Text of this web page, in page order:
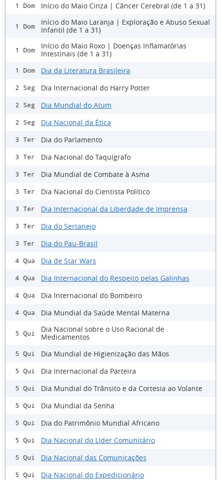
1 Dom Início do Maio Cinza | Câncer Cerebral (de 1 a 31)
1 Dom
Início do Maio Laranja | Exploração e Abuso Sexual
Infantil (de 1 a 31)
1 Dom
Início do Maio Roxo | Doenças Inflamatórias
Intestinais (de 1 a 31)
1 Dom Dia da Literatura Brasileira
2 Seg Dia Internacional do Harry Potter
2 Seg Dia Mundial do Atum
2 Seg Dia Nacional da Ética
3 Ter Dia do Parlamento
3 Ter Dia Nacional do Taquígrafo
3 Ter Dia Mundial de Combate à Asma
3 Ter Dia Nacional do Cientista Político
3 Ter Dia Internacional da Liberdade de Imprensa
3 Ter Dia do Sertanejo
3 Ter Dia do Pau-Brasil
4 Qua Dia de Star Wars
4 Qua Dia Internacional do Respeito pelas Galinhas
4 Qua Dia Internacional do Bombeiro
4 Qua Dia Mundial da Saúde Mental Materna
5 Qui
Dia Nacional sobre o Uso Racional de
Medicamentos
5 Qui Dia Mundial de Higienização das Mãos
5 Qui Dia Internacional da Parteira
5 Qui Dia Mundial do Trânsito e da Cortesia ao Volante
5 Qui Dia Mundial da Senha
5 Qui Dia do Patrimônio Mundial Africano
5 Qui Dia Nacional do Líder Comunitário
5 Qui Dia Nacional das Comunicações
5 Qui Dia Nacional do Expedicionário